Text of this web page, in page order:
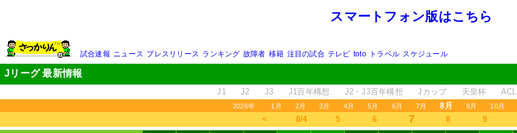
スマートフォン版はこちら
試合速報 ニュース プレスリリース ランキング 故障者 移籍 注目の試合 テレビ toto トラベル スケジュール
Jリーグ 最新情報
J1 J2 J3 J1百年構想 J2・J3百年構想 Jカップ 天皇杯 ACL
2026年 1月 2月 3月 4月 5月 6月 7月 8月 9月 10月
＜ 8/4 5 6 7 8 9